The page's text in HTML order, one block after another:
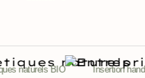
BIO Insertion handicap